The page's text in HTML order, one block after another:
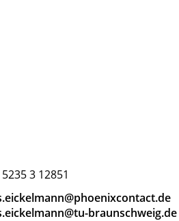
3 12851
braunschweig.de